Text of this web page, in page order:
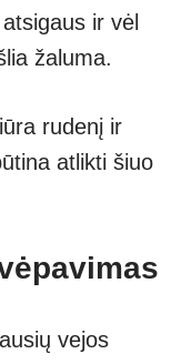
ir vėl
žaluma.
rudenį ir
atlikti šiuo
vejos